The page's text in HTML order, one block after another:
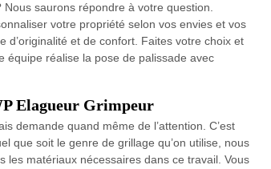
saurons répondre à votre question.
votre propriété selon vos envies et vos
d’originalité et de confort. Faites votre choix et
équipe réalise la pose de palissade avec
Elagueur Grimpeur
demande quand même de l’attention. C’est
que soit le genre de grillage qu’on utilise, nous
les matériaux nécessaires dans ce travail. Vous